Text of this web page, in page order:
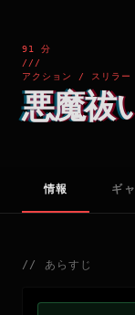
91 分
///
アクション / スリラ
悪魔祓
情報 ギ
// あらすじ